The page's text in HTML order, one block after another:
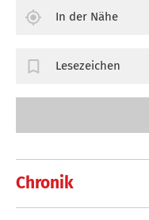
Chronik
In der Nähe
Lesezeichen